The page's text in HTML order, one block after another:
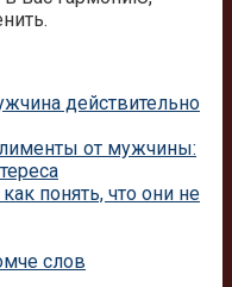
действительно
от мужчины:
понять, что они не
слов